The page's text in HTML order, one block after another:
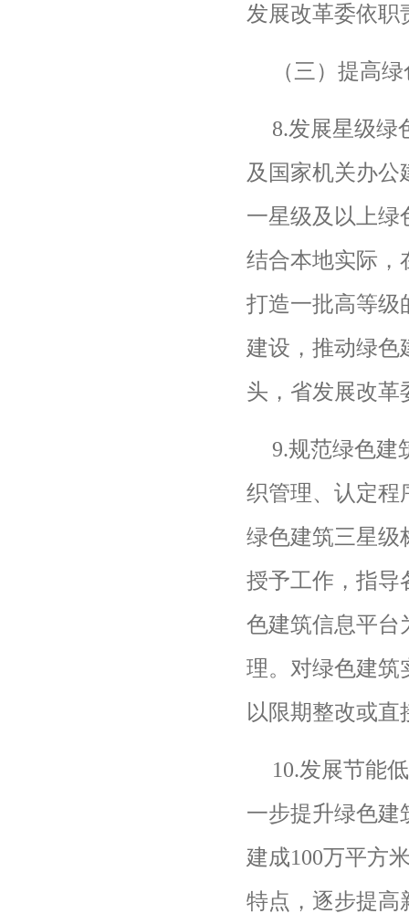
发展改革委依职
（三）提高
8.发展星级绿
及国家机关办
一星级及以上绿
结合本地实际，
打造一批高等级
建设，推动绿色
头，省发展改革
9.规范绿色建
织管理、认定程
绿色建筑三星级
授予工作，指导
色建筑信息平台
理。对绿色建筑
以限期整改或
10.发展节能
一步提升绿色建
建成100万平方
特点，逐步提高